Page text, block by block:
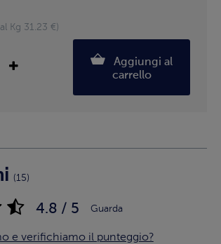
Kg 31.23 €)
Aggiungi al
carrello
(15)
4.8 / 5 Guarda
e verifichiamo il punteggio?